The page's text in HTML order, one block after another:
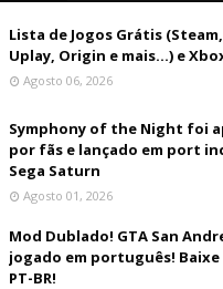
Lista de Jogos Grátis (Steam,
Uplay, Origin e mais...) e
Agosto 06, 2026
Symphony of the Night foi
por fãs e lançado em port
Sega Saturn
Agosto 01, 2026
Mod Dublado! GTA San
jogado em português!
PT-BR!